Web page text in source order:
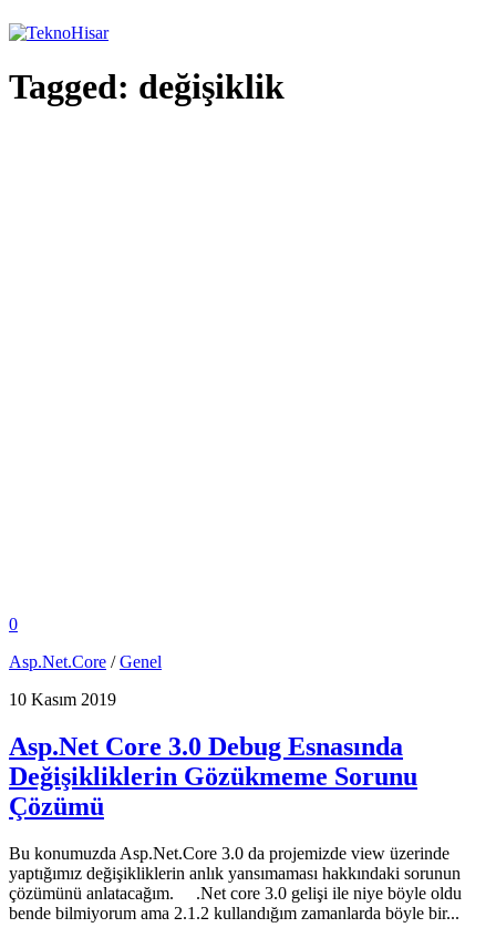
Tagged: değişiklik
0
Asp.Net.Core /Genel
10 Kasım 2019
Asp.Net Core 3.0 Debug Esnasında
Değişikliklerin Gözükmeme Sorunu
Çözümü
Bu konumuzda Asp.Net.Core 3.0 da projemizde view üzerinde
yaptığımız değişikliklerin anlık yansımaması hakkındaki sorunun
çözümünü anlatacağım. .Net core 3.0 gelişi ile niye böyle oldu
bende bilmiyorum ama 2.1.2 kullandığım zamanlarda böyle bir...